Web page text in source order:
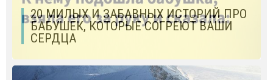
20 МИЛЫХ И ЗАБАВНЫХ ИСТОРИЙ ПРО
БАБУШЕК, КОТОРЫЕ СОГРЕЮТ ВАШИ
СЕРДЦА